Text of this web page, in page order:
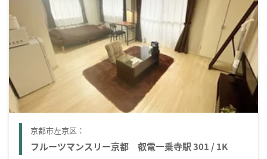
京都市左京区：
フルーツマンスリー京都 叡電一乗寺駅 301 / 1K